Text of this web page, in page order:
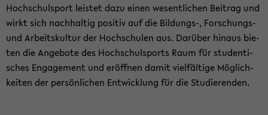
Hoch­schul­sport leis­tet dazu einen we­sent­li­chen Bei­trag und
wirkt sich nach­hal­tig po­si­tiv auf die Bildungs-​, Forschungs-​
und Ar­beits­kul­tur der Hoch­schu­len aus. Dar­über hin­aus bie­
ten die An­ge­bo­te des Hoch­schul­sports Raum für stu­den­ti­
sches En­ga­ge­ment und er­öff­nen damit viel­fäl­ti­ge Mög­lich­
kei­ten der per­sön­li­chen Ent­wick­lung für die Stu­die­ren­den.